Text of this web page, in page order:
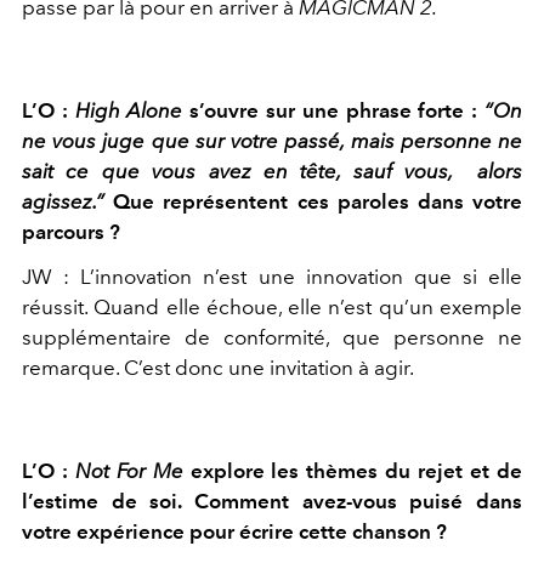
passe par là pour en arriver à MAGICMAN 2.
L’O : High Alone s’ouvre sur une phrase forte : “On
ne vous juge que sur votre passé, mais personne ne
sait ce que vous avez en tête, sauf vous, alors
agissez.”Que représentent ces paroles dans votre
parcours ?
JW : L’innovation n’est une innovation que si elle
réussit. Quand elle échoue, elle n’est qu’un exemple
supplémentaire de conformité, que personne ne
remarque. C’est donc une invitation à agir.
L’O : Not For Meexplore les thèmes du rejet et de
l’estime de soi. Comment avez-vous puisé dans
votre expérience pour écrire cette chanson ?